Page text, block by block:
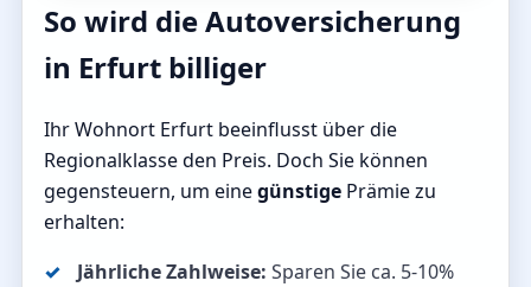
So wird die Autoversicherung
in Erfurt billiger
Ihr Wohnort Erfurt beeinflusst über die
Regionalklasse den Preis. Doch Sie können
gegensteuern, um einegünstige Prämie zu
erhalten:
Jährliche Zahlweise: Sparen Sie ca. 5-10%